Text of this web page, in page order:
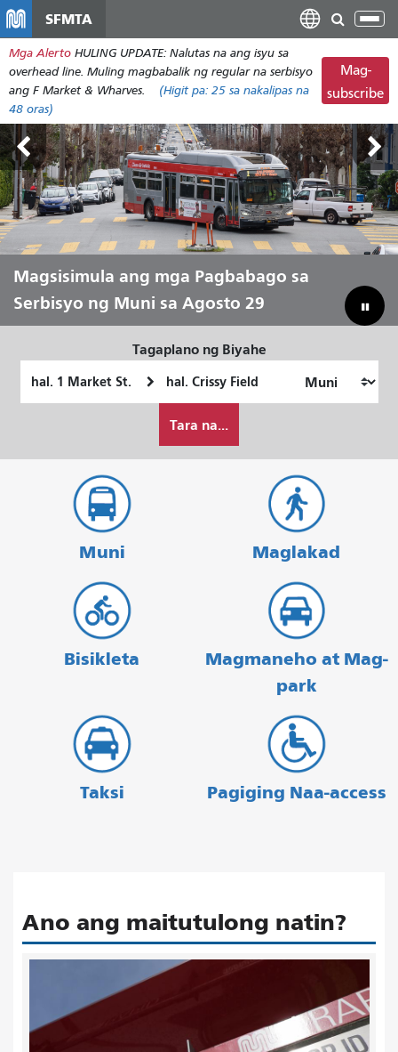
pangunahing
nilalaman
SFMTA
I-
ang
Mga Alerto HULING UPDATE: Nalutas na ang isyu sa
overhead line. Muling magbabalik ng regular na serbisyo
ang F Market & Wharves.
(Higit pa: 25 sa nakalipas na
48 oras)
Mag-
subscribe
Mga Lupain sa Labas Agosto 7-9
Magsisimula ang mga Pagbabago sa
Serbisyo ng Muni sa Agosto 29
Hayaang Ihatid Ka ni Muni sa Tag-init
Pagtulay sa Ating Badyet para
Mailigtas ang Muni
Tagaplano ng Biyahe
ko
gustong
Tara na...
Muni Maglakad
Bisikleta
Magmaneho at Mag-
park
Taksi Pagiging Naa-access
Ano ang maitutulong natin?